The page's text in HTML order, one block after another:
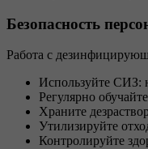
Безопасность
Работа с
Используйте СИЗ:
Регулярно
Храните
Утилизируйте
Контролируйте